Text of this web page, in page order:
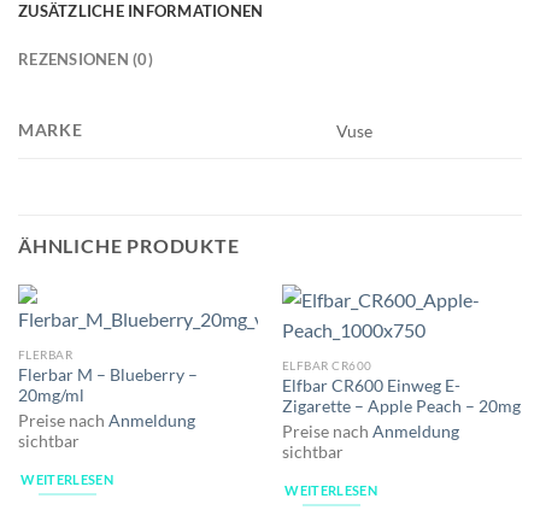
ZUSÄTZLICHE INFORMATIONEN
REZENSIONEN (0)
MARKE Vuse
ÄHNLICHE PRODUKTE
FLERBAR
Flerbar M – Blueberry –
20mg/ml
Preise nach Anmeldung
sichtbar
WEITERLESEN
ELFBAR CR600
Elfbar CR600 Einweg E-
Zigarette – Apple Peach – 20mg
Preise nach Anmeldung
sichtbar
WEITERLESEN